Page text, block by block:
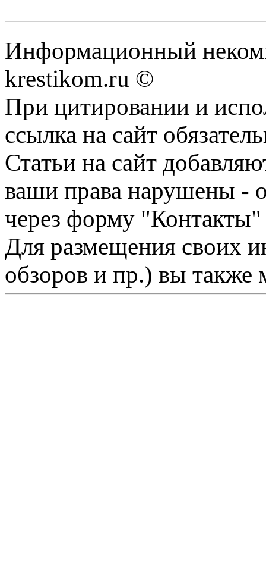
Информационный
krestikom.ru ©
При цитировании и
ссылка на сайт
Статьи на сайт
ваши права нарушены -
через форму "Контакты"
Для размещения своих
обзоров и пр.) вы также